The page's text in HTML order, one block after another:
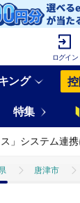
ログイン
ング
特集
ス」システム連
唐津市